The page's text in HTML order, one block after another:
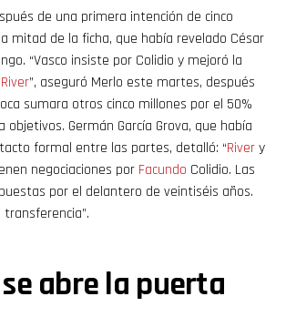
de una primera intención de cinco
mitad de la ficha, que había revelado César
“Vasco insiste por Colidio y mejoró la
River”, aseguró Merlo este martes, después
sumara otros cinco millones por el 50%
Germán García Grova, que había
formal entre las partes, detalló: “Rivery
negociaciones por Facundo Colidio. Las
por el delantero de veintiséis años.
abre la puerta